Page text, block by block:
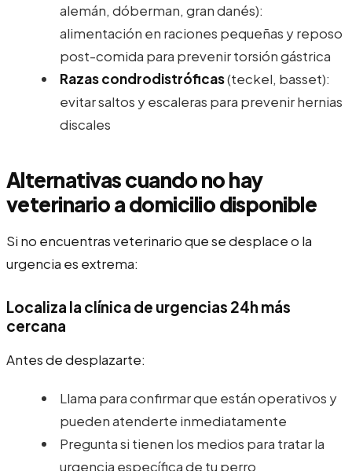
alemán, dóberman, gran danés):
alimentación en raciones pequeñas y reposo
post-comida para prevenir torsión gástrica
Razas condrodistróficas(teckel, basset):
evitar saltos y escaleras para prevenir hernias
discales
Alternativas cuando no hay
veterinario a domicilio disponible
Si no encuentras veterinario que se desplace o la
urgencia es extrema:
Localiza la clínica de urgencias 24h más
cercana
Antes de desplazarte:
Llama para confirmar que están operativos y
pueden atenderte inmediatamente
Pregunta si tienen los medios para tratar la
urgencia específica de tu perro